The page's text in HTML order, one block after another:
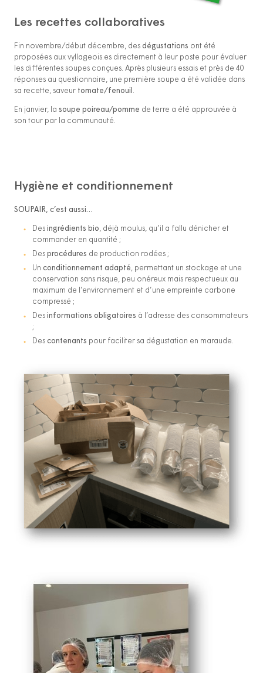
Les recettes collaboratives
Fin novembre/début décembre, des dégustations ont été
proposées aux vyllageois.es directement à leur poste pour évaluer
les différentes soupes conçues. Après plusieurs essais et près de 40
réponses au questionnaire, une première soupe a été validée dans
sa recette, saveur tomate/fenouil .
En janvier, la soupe poireau/pomme de terre a été approuvée à
son tour par la communauté.
Hygiène et conditionnement
SOUPAIR, c’est aussi…
Des ingrédients bio, déjà moulus, qu’il a fallu dénicher et
commander en quantité ;
Des procédures de production rodées ;
Un conditionnement adapté, permettant un stockage et une
conservation sans risque, peu onéreux mais respectueux au
maximum de l’environnement et d’une empreinte carbone
compressé ;
Des informations obligatoires à l’adresse des consommateurs
;
Des contenants pour faciliter sa dégustation en maraude.